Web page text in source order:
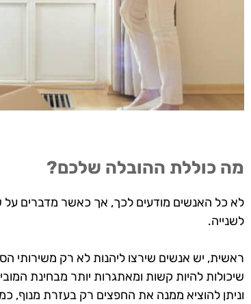
מה כוללת ההובלה שלכם?
לא כל האנשים מודעים לכך, אך כאשר מדברים על
לשנייה.
ראשית, יש אנשים שירצו ליהנות לא רק משירותי
שיכולות להיות קשות ומאתגרות יותר מבחינת
וניתן להוציא ממנה את החפצים רק בעזרת